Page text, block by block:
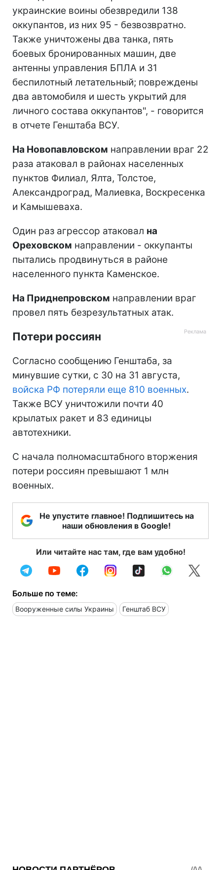
украинские воины обезвредили 138
оккупантов, из них 95 - безвозвратно.
Также уничтожены два танка, пять
боевых бронированных машин, две
антенны управления БПЛА и 31
беспилотный летательный; повреждены
два автомобиля и шесть укрытий для
личного состава оккупантов", - говорится
в отчете Генштаба ВСУ.
На Новопавловском направлении враг 22
раза атаковал в районах населенных
пунктов Филиал, Ялта, Толстое,
Александроград, Малиевка, Воскресенка
и Камышеваха.
Один раз агрессор атаковал на
Ореховском направлении - оккупанты
пытались продвинуться в районе
населенного пункта Каменское.
На Приднепровском направлении враг
провел пять безрезультатных атак.
Потери россиян
Согласно сообщению Генштаба, за
минувшие сутки, с 30 на 31 августа,
войска РФ потеряли еще 810 военных.
Также ВСУ уничтожили почти 40
крылатых ракет и 83 единицы
автотехники.
С начала полномасштабного вторжения
потери россиян превышают 1 млн
военных.
Не упустите главное! Подпишитесь на
наши обновления в Google!
Или читайте нас там, где вам удобно!
Больше по теме:
Вооруженные силы Украины Генштаб ВСУ